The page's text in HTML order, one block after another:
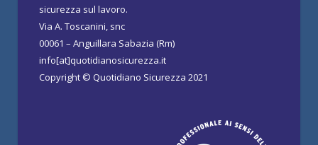
sicurezza sul lavoro.
Via A. Toscanini, snc
00061 – Anguillara Sabazia (Rm)
info[at]quotidianosicurezza.it
Copyright © Quotidiano Sicurezza 2021